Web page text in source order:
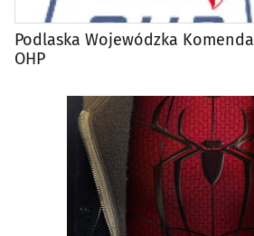
Podlaska Wojewódzka Komenda
OHP